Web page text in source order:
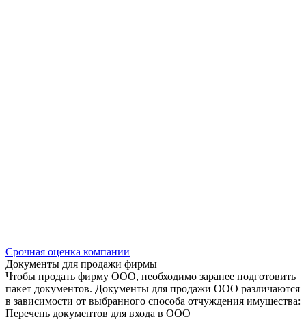
Срочная оценка компании
Документы для продажи фирмы
Чтобы продать фирму ООО, необходимо заранее подготовить
пакет документов. Документы для продажи ООО различаются
в зависимости от выбранного способа отчуждения имущества:
Перечень документов для входа в ООО